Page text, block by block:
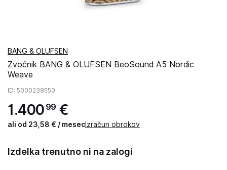
BANG & OLUFSEN
Zvočnik BANG & OLUFSEN BeoSound A5 Nordic
Weave
ID: 5000238550
1.400 99 €
ali od 23,58 € / mesec Izračun obrokov
Izdelka trenutno ni na zalogi